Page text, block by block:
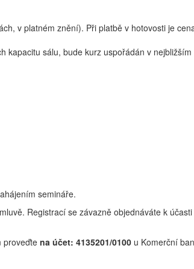
v platném znění). Při platbě v hotovosti je
kapacitu sálu, bude kurz uspořádán v
semináře.
Registrací se závazně objednáváte k
proveďte na účet: 4135201/0100 u Komerční